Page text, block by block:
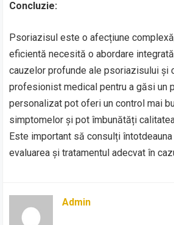
Concluzie:
Psoriazisul este o afecțiune
eficientă necesită o abordare
cauzelor profunde ale psoriazisului și
profesionist medical pentru a găsi un
personalizat pot oferi un control mai
simptomelor și pot îmbunătăți
Este important să consulți
evaluarea și tratamentul adecvat în
Admin